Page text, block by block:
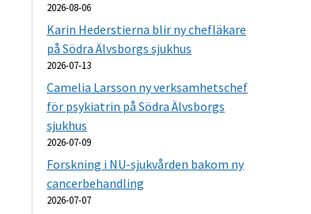
2026-08-06
Karin Hederstierna blir ny chefläkare
på Södra Älvsborgs sjukhus
2026-07-13
Camelia Larsson ny verksamhetschef
för psykiatrin på Södra Älvsborgs
sjukhus
2026-07-09
Forskning i NU-sjukvården bakom ny
cancerbehandling
2026-07-07